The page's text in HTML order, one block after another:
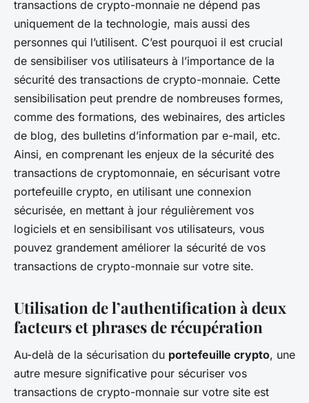
transactions de crypto-monnaie ne dépend pas
uniquement de la technologie, mais aussi des
personnes qui l’utilisent. C’est pourquoi il est crucial
de sensibiliser vos utilisateurs à l’importance de la
sécurité des transactions de crypto-monnaie. Cette
sensibilisation peut prendre de nombreuses formes,
comme des formations, des webinaires, des articles
de blog, des bulletins d’information par e-mail, etc.
Ainsi, en comprenant les enjeux de la sécurité des
transactions de cryptomonnaie, en sécurisant votre
portefeuille crypto, en utilisant une connexion
sécurisée, en mettant à jour régulièrement vos
logiciels et en sensibilisant vos utilisateurs, vous
pouvez grandement améliorer la sécurité de vos
transactions de crypto-monnaie sur votre site.
Utilisation de l’authentification à deux
facteurs et phrases de récupération
Au-delà de la sécurisation du portefeuille crypto, une
autre mesure significative pour sécuriser vos
transactions de crypto-monnaie sur votre site est